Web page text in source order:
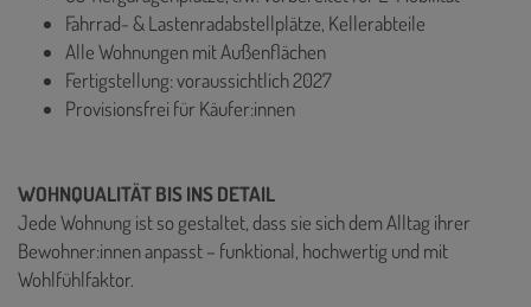
Fahrrad- & Lastenradabstellplätze, Kellerabteile
Alle Wohnungen mit Außenflächen
Fertigstellung: voraussichtlich 2027
Provisionsfrei für Käufer:innen
WOHNQUALITÄT BIS INS DETAIL
Jede Wohnung ist so gestaltet, dass sie sich dem Alltag ihrer
Bewohner:innen anpasst – funktional, hochwertig und mit
Wohlfühlfaktor.